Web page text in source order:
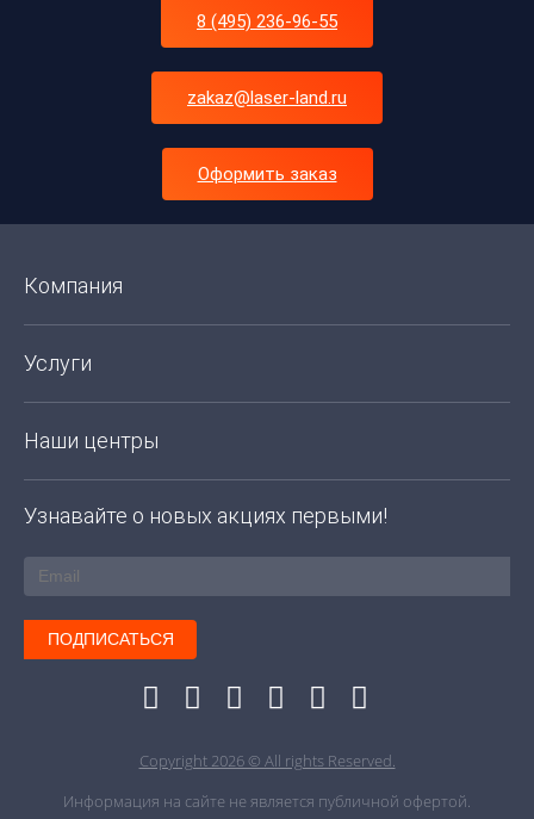
8 (495) 236-96-55
zakaz@laser-land.ru
Оформить заказ
Компания
Услуги
Наши центры
Узнавайте о новых акциях первыми!
ПОДПИСАТЬСЯ
Copyright 2026 © All rights Reserved.
Информация на сайте не является публичной офертой.